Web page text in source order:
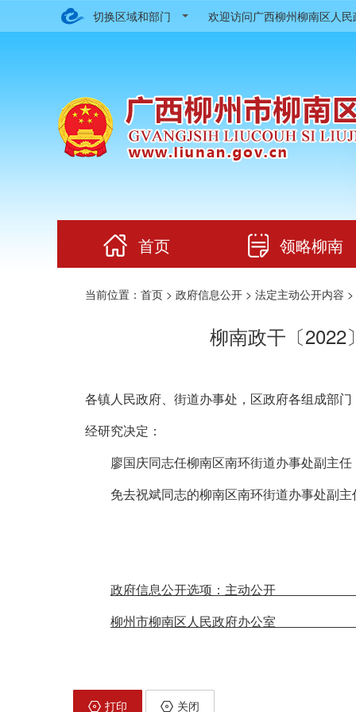
切换区域和部门 欢迎访问广西柳州柳南区人
首页 领略柳南
当前位置： 首页 > 政府信息公开 > 法定主动公开内容 >
柳南政干〔2022
各镇 人民政府、街道办事处，区政府各组成部门
经研究决定：
廖国庆同志任柳南区南环街道办事处副主
免去祝斌同志的柳南区南环街道办事处副
政府信息公开
柳州市柳南区人民
打印 关闭